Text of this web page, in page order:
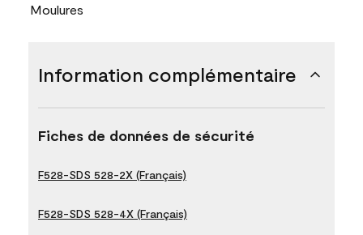
Moulures
Information complémentaire
Fiches de données de sécurité
F528-SDS 528-2X (Français)
F528-SDS 528-4X (Français)